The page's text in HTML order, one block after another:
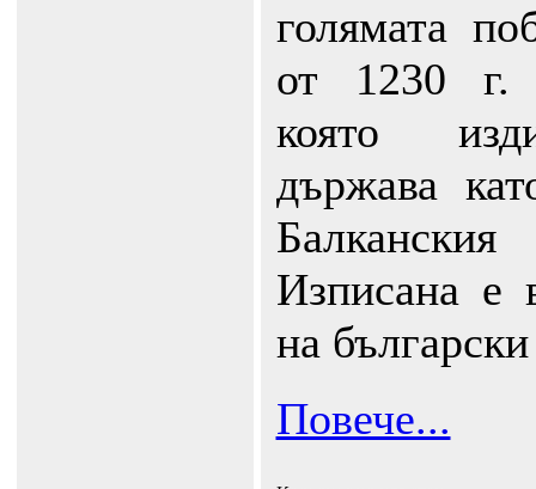
голямата
от 1230 г.
която
държава
Изписана е
на
Повече...